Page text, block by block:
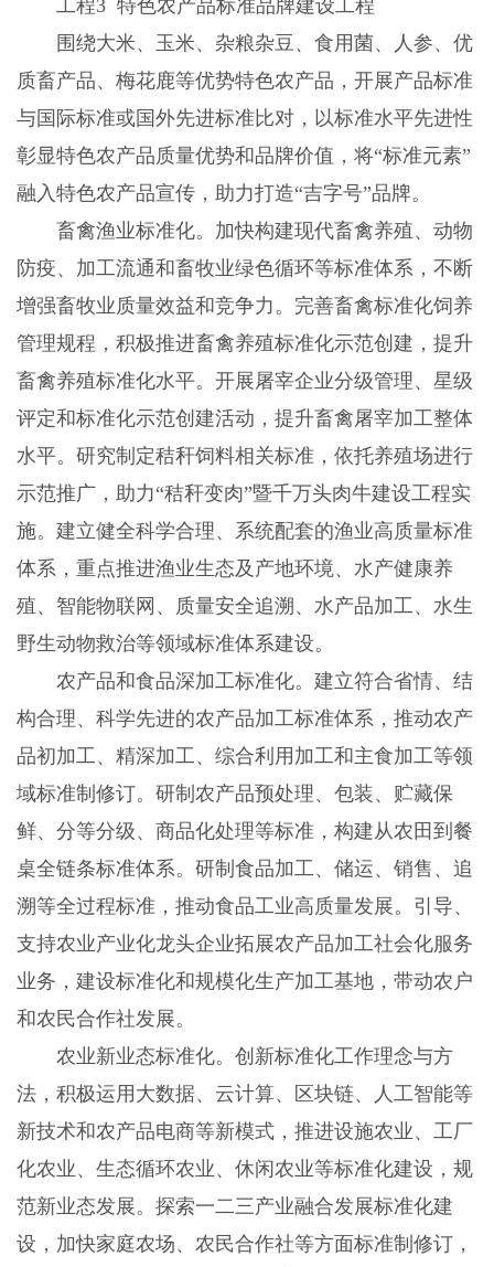
工程3 特色农产品标准品牌建设工程
围绕大米、玉米、杂粮杂豆、食用菌、人参、优
质畜产品、梅花鹿等优势特色农产品，开展产品标准
与国际标准或国外先进标准比对，以标准水平先进性
彰显特色农产品质量优势和品牌价值，将“标准元素”
融入特色农产品宣传，助力打造“吉字号”品牌。
畜禽渔业标准化。加快构建现代畜禽养殖、动物
防疫、加工流通和畜牧业绿色循环等标准体系，不断
增强畜牧业质量效益和竞争力。完善畜禽标准化饲养
管理规程，积极推进畜禽养殖标准化示范创建，提升
畜禽养殖标准化水平。开展屠宰企业分级管理、星级
评定和标准化示范创建活动，提升畜禽屠宰加工整体
水平。研究制定秸秆饲料相关标准，依托养殖场进行
示范推广，助力“秸秆变肉”暨千万头肉牛建设工程实
施。建立健全科学合理、系统配套的渔业高质量标准
体系，重点推进渔业生态及产地环境、水产健康养
殖、智能物联网、质量安全追溯、水产品加工、水生
野生动物救治等领域标准体系建设。
农产品和食品深加工标准化。建立符合省情、结
构合理、科学先进的农产品加工标准体系，推动农产
品初加工、精深加工、综合利用加工和主食加工等领
域标准制修订。研制农产品预处理、包装、贮藏保
鲜、分等分级、商品化处理等标准，构建从农田到餐
桌全链条标准体系。研制食品加工、储运、销售、追
溯等全过程标准，推动食品工业高质量发展。引导、
支持农业产业化龙头企业拓展农产品加工社会化服务
业务，建设标准化和规模化生产加工基地，带动农户
和农民合作社发展。
农业新业态标准化。创新标准化工作理念与方
法，积极运用大数据、云计算、区块链、人工智能等
新技术和农产品电商等新模式，推进设施农业、工厂
化农业、生态循环农业、休闲农业等标准化建设，规
范新业态发展。探索一二三产业融合发展标准化建
设，加快家庭农场、农民合作社等方面标准制修订，